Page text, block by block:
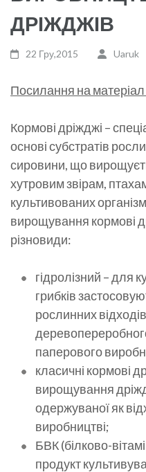
ДРІЖДЖІВ
22 Гру,2015 Uaruk
Посилання на
Кормові дріжджі –
основі субстратів
сировини, що
хутровим звірам,
культивованих
вирощування кормові
різновиди:
гідролізний – для
грибків
рослинних
паперового
класичні кормові
вирощування
одержуваної як
виробництві;
БВК (білково-
продукт